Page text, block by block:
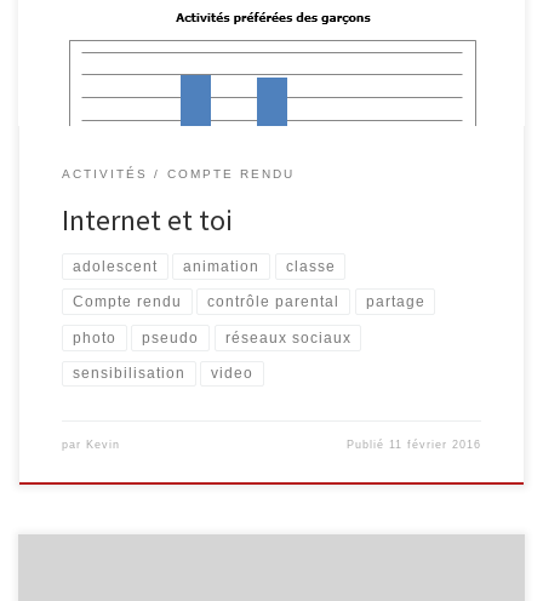
réfléchir à l’utilisation qu’ils font d’Internet et d’autres outils […]
ACTIVITÉS COMPTE RENDU
Internet et toi
adolescent animation classe
Compte rendu contrôle parental partage
photo pseudo réseaux sociaux
sensibilisation video
par Kevin Publié 11 février 2016